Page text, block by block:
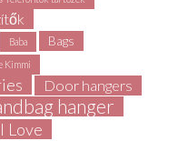
Baba Bags
Kimmi
Door hangers
hanger
Love